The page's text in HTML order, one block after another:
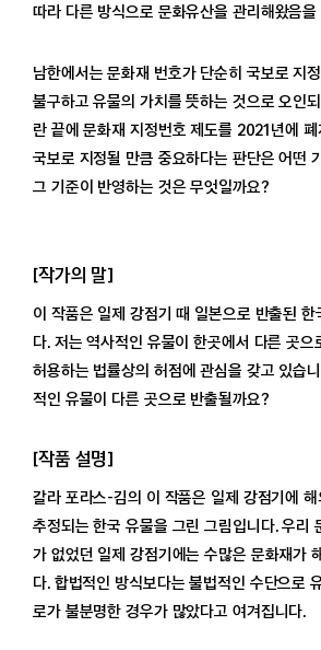
따라 다른 방식으로 문화유산을 관리해왔음
남한에서는 문화재 번호가 단순히 국보로 지
불구하고 유물의 가치를 뜻하는 것으로 오인
란 끝에 문화재 지정번호 제도를 2021년에
국보로 지정될 만큼 중요하다는 판단은 어떤
그 기준이 반영하는 것은 무엇일까요?
[작가의 말]
이 작품은 일제 강점기 때 일본으로 반출된 한
다. 저는 역사적인 유물이 한곳에서 다른 곳으
허용하는 법률상의 허점에 관심을 갖고 있습
적인 유물이 다른 곳으로 반출될까요?
[작품 설명]
갈라 포라스-김의 이 작품은 일제 강점기에
추정되는 한국 유물을 그린 그림입니다. 우리
가 없었던 일제 강점기에는 수많은 문화재가
다. 합법적인 방식보다는 불법적인 수단으로
로가 불분명한 경우가 많았다고 여겨집니다.